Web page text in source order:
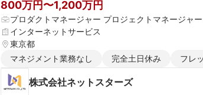
800万円〜1,200万円
プロダクトマネージャー プロジェクトマネージャ
インターネットサービス
東京都
マネジメント業務なし
完全土日休み フレ
株式会社ネットスターズ